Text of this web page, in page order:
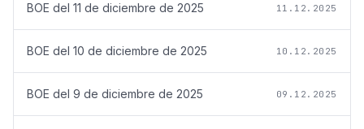
BOE del 11 de diciembre de 2025 11.12.2025
BOE del 10 de diciembre de 2025 10.12.2025
BOE del 9 de diciembre de 2025 09.12.2025